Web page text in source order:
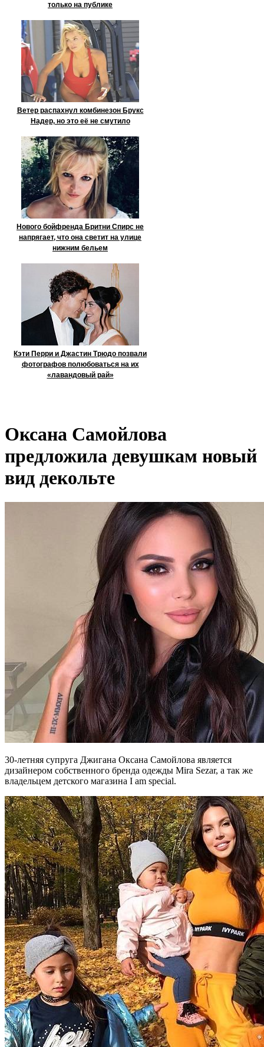
только на публике
Ветер распахнул комбинезон Брукс
Надер, но это её не смутило
Нового бойфренда Бритни Спирс не
напрягает, что она светит на улице
нижним бельем
Кэти Перри и Джастин Трюдо позвали
фотографов полюбоваться на их
«лавандовый рай»
Оксана Самойлова
предложила девушкам новый
вид декольте
30-летняя супруга Джигана Оксана Самойлова является
дизайнером собственного бренда одежды Mira Sezar, а так же
владельцем детского магазина I am special.